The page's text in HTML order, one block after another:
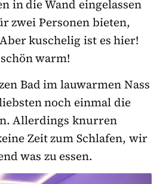
in die Wand eingelassen
zwei Personen bieten,
kuschelig ist es hier!
warm!
Bad im lauwarmen Nass
noch einmal die
Allerdings knurren
Zeit zum Schlafen, wir
was zu essen.